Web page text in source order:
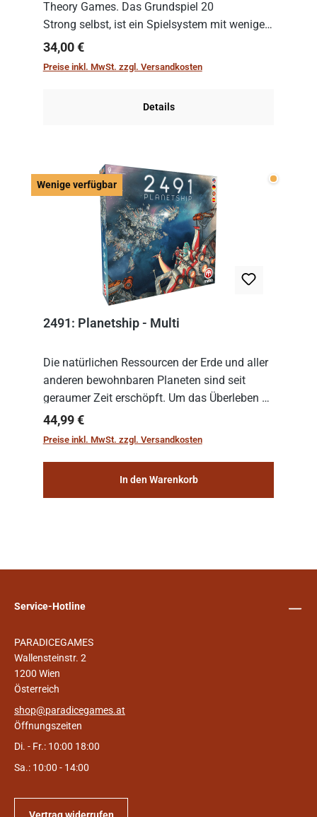
Theory Games. Das Grundspiel 20
Strong selbst, ist ein Spielsystem mit wenigen,
einfachen Regeln. Um es zu spielen, muss es
immer mit einem Themenset ergänzt werden.
Regulärer Preis:
34,00 €
Preise inkl. MwSt. zzgl. Versandkosten
Details
Wenige verfügbar Wenige
2491: Planetship - Multi
Die natürlichen Ressourcen der Erde und aller
anderen bewohnbaren Planeten sind seit
geraumer Zeit erschöpft. Um das Überleben zu
sichern, wurden die sogenannten
„Weltenschiffe“ gebaut. Auf diesen
Regulärer Preis:
44,99 €
Preise inkl. MwSt. zzgl. Versandkosten
In den Warenkorb
Service-Hotline
PARADICEGAMES
Wallensteinstr. 2
1200 Wien
Österreich
shop@paradicegames.at
Öffnungszeiten
Di. - Fr.: 10:00 18:00
Sa.: 10:00 - 14:00